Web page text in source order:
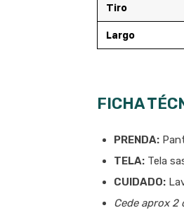
Tiro
Largo
FICHA
PRENDA:
TELA: Tela
CUIDADO:
Cede aprox 2